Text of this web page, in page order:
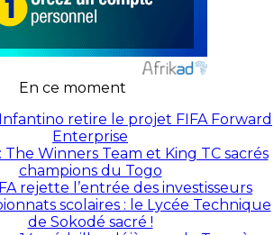
En ce moment
Infantino retire le projet FIFA Forward
Enterprise
Winners Team et King TC sacrés
champions du Togo
rejette l’entrée des investisseurs
scolaires : le Lycée Technique
de Sokodé sacré !